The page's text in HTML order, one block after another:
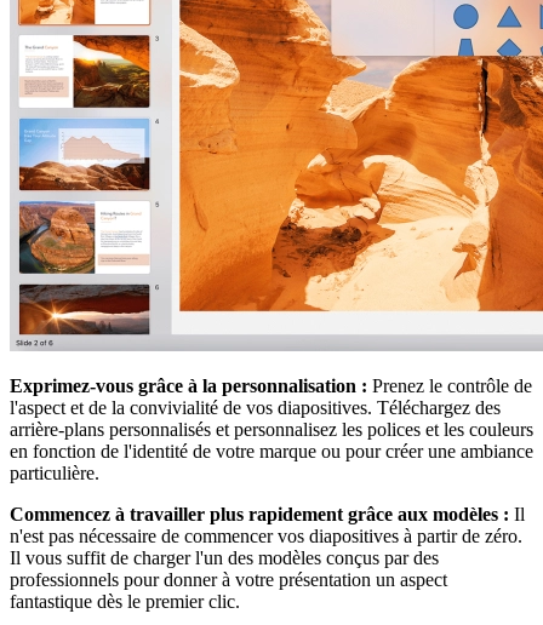
Exprimez-vous grâce à la personnalisation : Prenez le contrôle de
l'aspect et de la convivialité de vos diapositives. Téléchargez des
arrière-plans personnalisés et personnalisez les polices et les couleurs
en fonction de l'identité de votre marque ou pour créer une ambiance
particulière.
Commencez à travailler plus rapidement grâce aux modèles : Il
n'est pas nécessaire de commencer vos diapositives à partir de zéro.
Il vous suffit de charger l'un des modèles conçus par des
professionnels pour donner à votre présentation un aspect
fantastique dès le premier clic.